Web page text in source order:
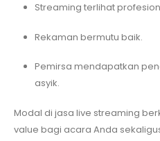
Streaming terlihat
Rekaman bermutu baik.
Pemirsa mendapatkan
asyik.
Modal di jasa live streaming
value bagi acara Anda